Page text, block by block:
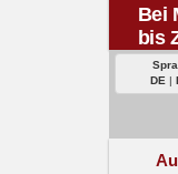
Bei
bis
DE |